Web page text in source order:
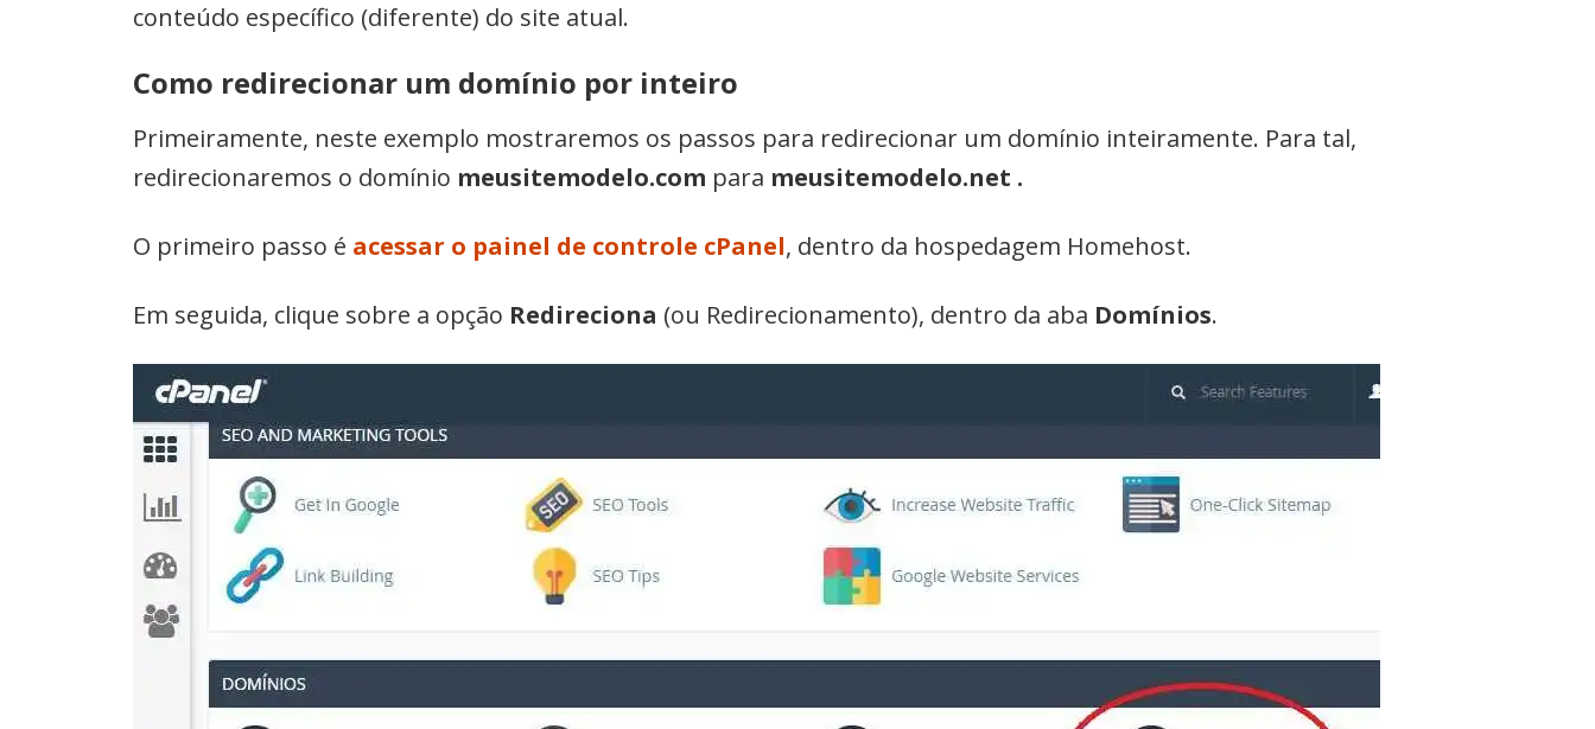
conteúdo específico (diferente) do site atual.
Como redirecionar um domínio por inteiro
Primeiramente, neste exemplo mostraremos os passos para redirecionar um domínio inteiramente. Para tal,
redirecionaremos o domínio meusitemodelo.com para meusitemodelo.net .
O primeiro passo é acessar o painel de controle cPanel, dentro da hospedagem Homehost.
Em seguida, clique sobre a opção Redireciona (ou Redirecionamento), dentro da aba Domínios.